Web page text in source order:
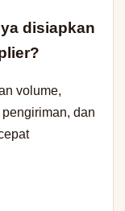
disiapkan
volume,
dan